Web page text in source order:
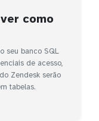
como
seu banco SQL
de acesso,
Zendesk serão
tabelas.